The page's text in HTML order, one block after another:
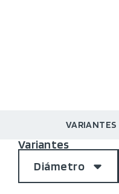
VARIANTES
Variantes
Diámetro